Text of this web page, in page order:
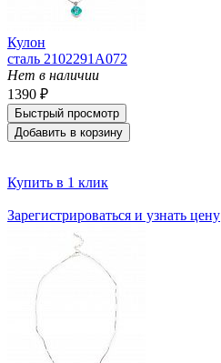
Кулон
сталь 2102291A072
Нет в наличии
1390 ₽
Быстрый просмотр
Добавить в корзину
Купить в 1 клик
Зарегистрироваться и узнать цену